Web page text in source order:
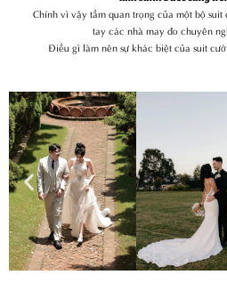
Chính vì vậy tầm quan trọng của một bộ
tay các nhà may đo chuyên
Điều gì làm nên sự khác biệt của suit
Previous